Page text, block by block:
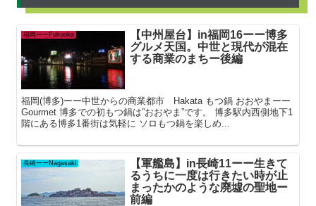
福岡ーーFukuoka
【中州屋台】in福岡16ーー博多
グルメ天国。中世と現代が混在
する商業のまちー後編
福岡(博多)ーー中世からの商業都市 Hakata もつ鍋 おおやまーー
Gourmet 博多での初もつ鍋は”おおやま”です。 博多駅内西側地下1
階にある博多1番街は気軽に ソロもつ鍋を楽しめ...
長崎ーーNagasaki
【軍艦島】in長崎11ーー生きて
るうちに一度は行きたい時が止
まったかのような廃墟の聖地ー
前編